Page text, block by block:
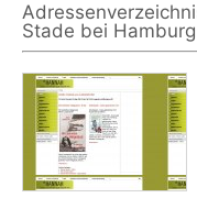
Stade bei Hamburg